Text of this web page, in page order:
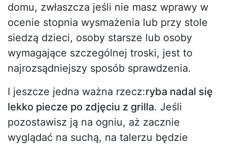
domu, zwłaszcza jeśli nie masz wprawy w
ocenie stopnia wysmażenia lub przy stole
siedzą dzieci, osoby starsze lub osoby
wymagające szczególnej troski, jest to
najrozsądniejszy sposób sprawdzenia.
I jeszcze jedna ważna rzecz:ryba nadal się
lekko piecze po zdjęciu z grilla. Jeśli
pozostawisz ją na ogniu, aż zacznie
wyglądać na suchą, na talerzu będzie